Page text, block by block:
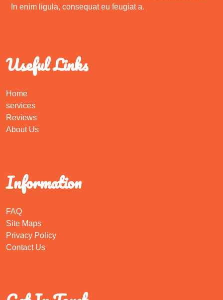
In enim ligula, consequat eu feugiat a.
Useful Links
Home
services
Reviews
About Us
Information
FAQ
Site Maps
Privacy Policy
Contact Us